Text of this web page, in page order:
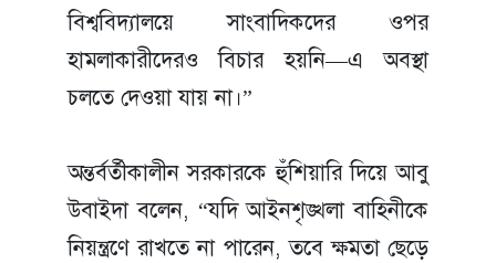
বিশ্ববিদ্যালয়ে সাংবাদিকদের ওপর
হামলাকারীদেরও বিচার হয়নি—এ অবস্থা
চলতে দেওয়া যায় না।”
অন্তর্বর্তীকালীন সরকারকে হুঁশিয়ারি দিয়ে আবু
উবাইদা বলেন, “যদি আইনশৃঙ্খলা বাহিনীকে
নিয়ন্ত্রণে রাখতে না পারেন, তবে ক্ষমতা ছেড়ে